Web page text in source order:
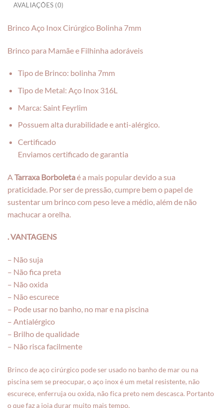
AVALIAÇÕES (0)
Brinco Aço Inox Cirúrgico Bolinha 7mm
Brinco para Mamãe e Filhinha adoráveis
Tipo de Brinco: bolinha 7mm
Tipo de Metal: Aço Inox 316L
Marca: Saint Feyrlim
Possuem alta durabilidade e anti-alérgico.
Certificado
Enviamos certificado de garantia
A Tarraxa Borboletaé a mais popular devido a sua
praticidade. Por ser de pressão, cumpre bem o papel de
sustentar um brinco com peso leve a médio, além de não
machucar a orelha.
. VANTAGENS
– Não suja
– Não fica preta
– Não oxida
– Não escurece
– Pode usar no banho, no mar e na piscina
– Antialérgico
– Brilho de qualidade
– Não risca facilmente
Brinco de aço cirúrgico pode ser usado no banho de mar ou na
piscina sem se preocupar, o aço inox é um metal resistente, não
escurece, enferruja ou oxida, não fica preto nem descasca. Portanto
o que faz a joia durar muito mais tempo.